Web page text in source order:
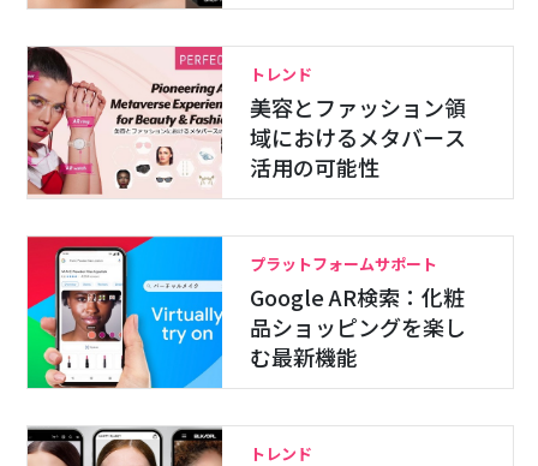
トレンド
美容とファッション領
域におけるメタバース
活用の可能性
プラットフォームサポート
Google AR検索：化粧
品ショッピングを楽し
む最新機能
トレンド